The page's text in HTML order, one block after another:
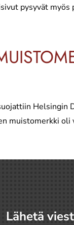
pysyvät myös
Helsingin
muistomerkki
Lähetä